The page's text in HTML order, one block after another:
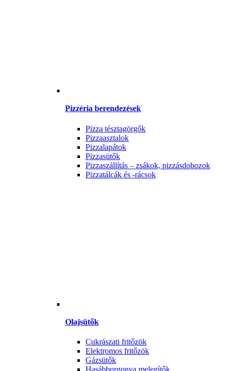
Pizzéria berendezések
Pizza tésztagörgők
Pizzaasztalok
Pizzalapátok
Pizzasütők
Pizzaszállítás – zsákok, pizzásdobozok
Pizzatálcák és -rácsok
Olajsütők
Cukrászati fritőzök
Elektromos fritőzök
Gázsütők